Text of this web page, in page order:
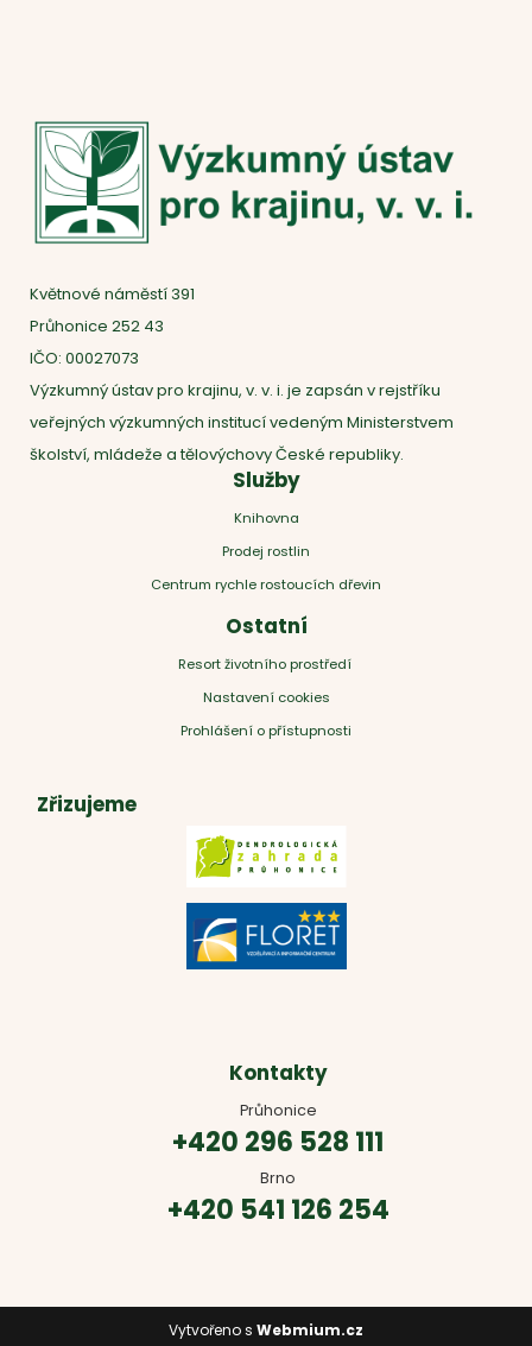
Květnové náměstí 391
Průhonice 252 43
IČO: 00027073
Výzkumný ústav pro krajinu, v. v. i. je zapsán v rejstříku
veřejných výzkumných institucí vedeným Ministerstvem
školství, mládeže a tělovýchovy České republiky.
Služby
Knihovna
Prodej rostlin
Centrum rychle rostoucích dřevin
Ostatní
Resort životního prostředí
Nastavení cookies
Prohlášení o přístupnosti
Zřizujeme
Kontakty
Průhonice
+420 296 528 111
Brno
+420 541 126 254
Vytvořeno s Webmium.cz